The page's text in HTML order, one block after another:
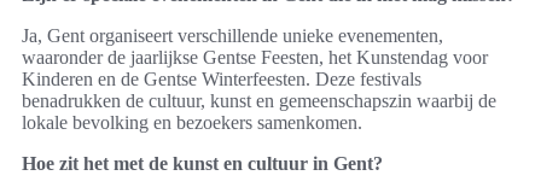
Ja, Gent organiseert verschillende unieke evenementen,
waaronder de jaarlijkse Gentse Feesten, het Kunstendag voor
Kinderen en de Gentse Winterfeesten. Deze festivals
benadrukken de cultuur, kunst en gemeenschapszin waarbij de
lokale bevolking en bezoekers samenkomen.
Hoe zit het met de kunst en cultuur in Gent?